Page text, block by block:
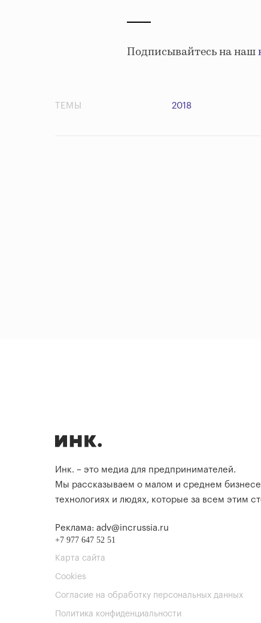
Подписывайтесь на наш
ТЕМЫ 2018
Инк. – это медиа для предпринимателей.
Мы рассказываем о малом и среднем
технологиях и людях, которые за всем этим
Реклама: adv@incrussia.ru
+7 977 647 52 51
Карта сайта
Cookies
Согласие на обработку персональных данных
Политика конфиденциальности